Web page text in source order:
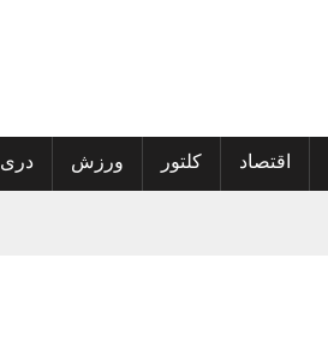
اقتصاد کلتور ورزش دری